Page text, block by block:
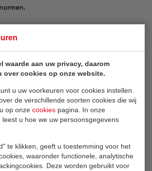
waarde aan uw privacy, daarom
over cookies op onze website.
u uw voorkeuren voor cookies instellen.
de verschillende soorten cookies die wij
op onze cookies pagina. In onze
leest u hoe we uw persoonsgegevens
te klikken, geeft u toestemming voor het
waaronder functionele, analytische
Deze worden gebruikt voor
haalt ongeveer 75% van zijn warmte uit
draagt bij aan een beter milieu.
ook een gunstige invloed op uw